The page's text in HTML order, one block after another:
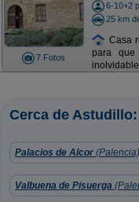
7 Fotos
6-10+2
25 km
Casa
para
Cerca de Astudillo:
Palacios de Alcor (Palencia)
Valbuena de Pisuerga